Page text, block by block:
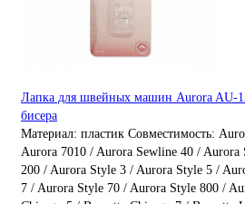
Лапка для швейных машин Aurora AU-
бисера
Материал: пластик Совместимость:
Aurora 7010 / Aurora Sewline 40 / Aurora
200 / Aurora Style 3 / Aurora Style 5 /
7 / Aurora Style 70 / Aurora Style 800 /